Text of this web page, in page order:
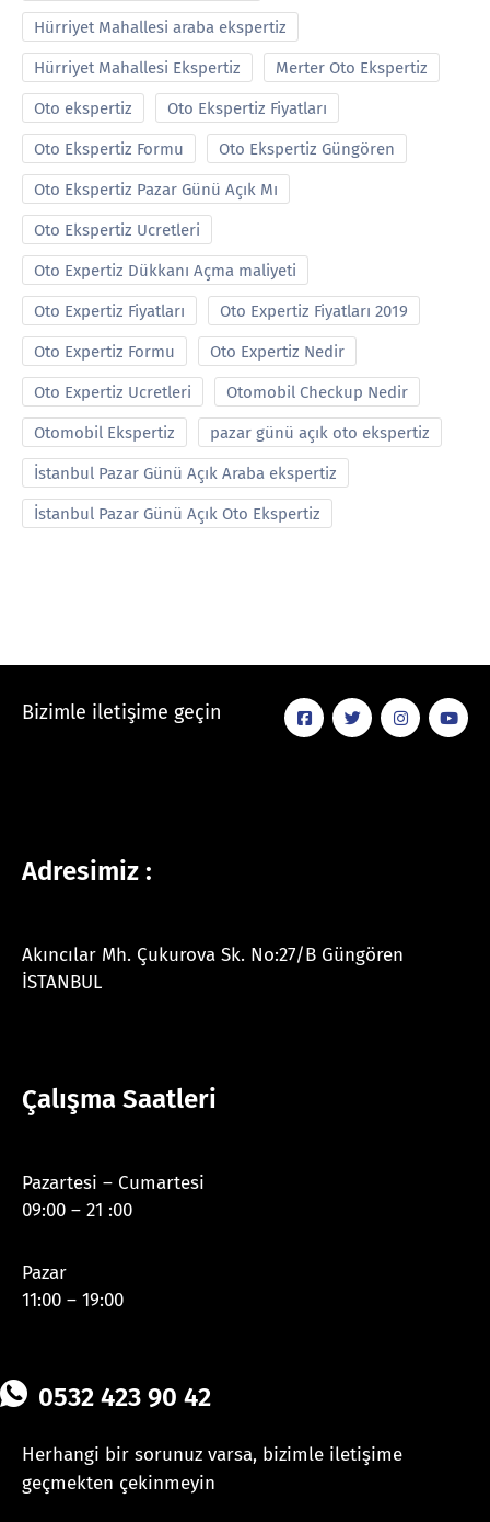
Hürriyet Mahallesi araba ekspertiz
Hürriyet Mahallesi Ekspertiz Merter Oto Ekspertiz
Oto ekspertiz Oto Ekspertiz Fiyatları
Oto Ekspertiz Formu Oto Ekspertiz Güngören
Oto Ekspertiz Pazar Günü Açık Mı
Oto Ekspertiz Ucretleri
Oto Expertiz Dükkanı Açma maliyeti
Oto Expertiz Fiyatları Oto Expertiz Fiyatları 2019
Oto Expertiz Formu Oto Expertiz Nedir
Oto Expertiz Ucretleri Otomobil Checkup Nedir
Otomobil Ekspertiz pazar günü açık oto ekspertiz
İstanbul Pazar Günü Açık Araba ekspertiz
İstanbul Pazar Günü Açık Oto Ekspertiz
Bizimle iletişime geçin
Adresimiz :
Akıncılar Mh. Çukurova Sk. No:27/B Güngören
İSTANBUL
Çalışma Saatleri
Pazartesi – Cumartesi
09:00 – 21 :00
Pazar
11:00 – 19:00
0532 423 90 42
Herhangi bir sorunuz varsa, bizimle iletişime
geçmekten çekinmeyin